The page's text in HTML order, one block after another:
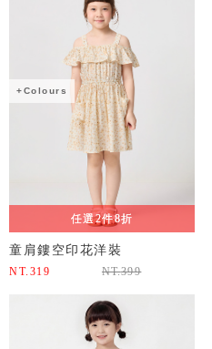
+Colours
任選2件8折
童肩鏤空印花洋裝
NT. 319 NT.399